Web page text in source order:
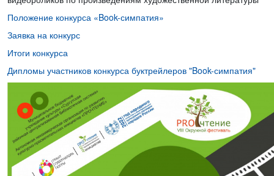
Положение конкурса «Book-симпатия»
Заявка на конкурс
Итоги конкурса
Дипломы участников конкурса буктрейлеров "Book-симпатия"